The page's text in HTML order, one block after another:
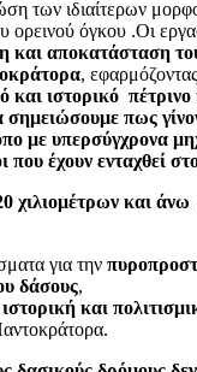
των ιδιαίτερων
ορεινού όγκου .Οι
και αποκατάσταση
, εφαρμόζοντας
και ιστορικό
σημειώσουμε πως
με υπερσύγχρονα
που έχουν ενταχθεί
χιλιομέτρων και άνω
για την
δάσους,
ιστορική και